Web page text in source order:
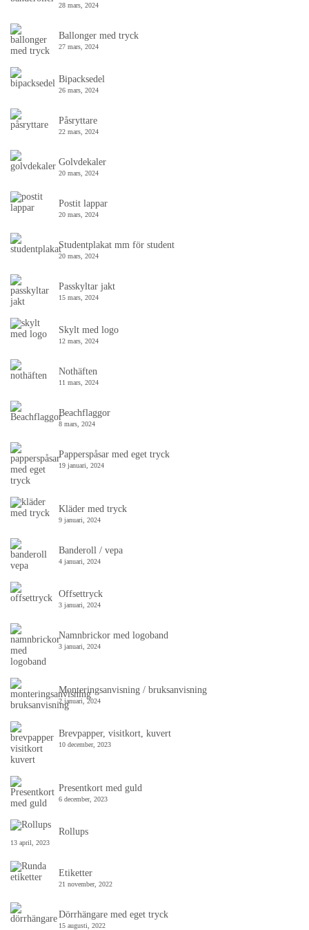
28 mars, 2024
Ballonger med tryck
27 mars, 2024
Bipacksedel
26 mars, 2024
Påsryttare
22 mars, 2024
Golvdekaler
20 mars, 2024
Postit lappar
20 mars, 2024
Studentplakat mm för student
20 mars, 2024
Passkyltar jakt
15 mars, 2024
Skylt med logo
12 mars, 2024
Nothäften
11 mars, 2024
Beachflaggor
8 mars, 2024
Papperspåsar med eget tryck
19 januari, 2024
Kläder med tryck
9 januari, 2024
Banderoll / vepa
4 januari, 2024
Offsettryck
3 januari, 2024
Namnbrickor med logoband
3 januari, 2024
Monteringsanvisning / bruksanvisning
2 januari, 2024
Brevpapper, visitkort, kuvert
10 december, 2023
Presentkort med guld
6 december, 2023
Rollups
13 april, 2023
Etiketter
21 november, 2022
Dörrhängare med eget tryck
15 augusti, 2022